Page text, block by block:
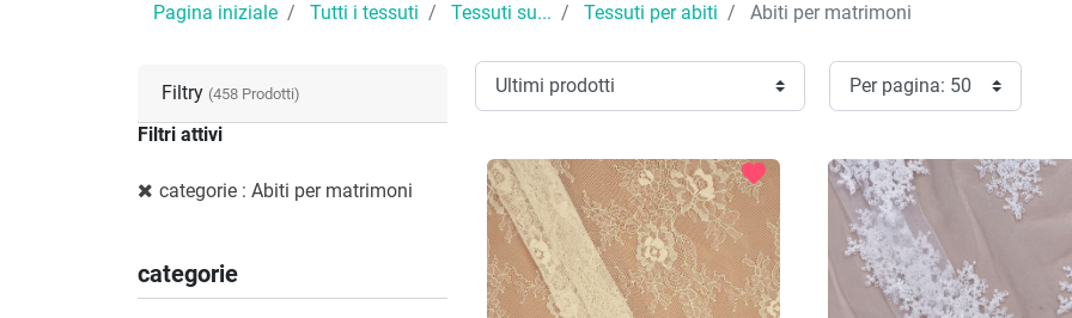
Pagina iniziale Tutti i tessuti Tessuti su... Tessuti per abiti Abiti per matrimoni
Filtry (458 Prodotti)
Filtri attivi
categorie : Abiti per matrimoni
categorie
favorite